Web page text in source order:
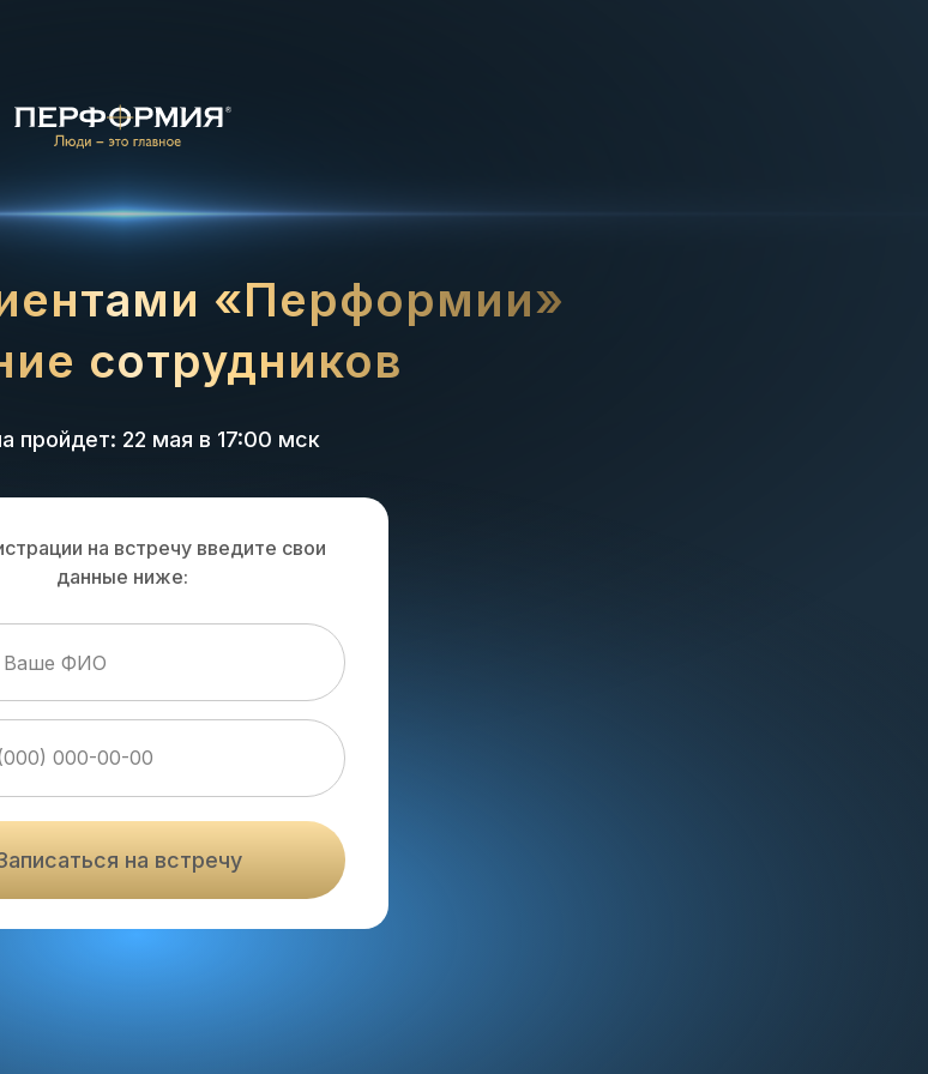
«Перформии»
сотрудников
на встречу
на встречу введите свои
данные ниже:
пройдет: 22 мая в 17:00 мск